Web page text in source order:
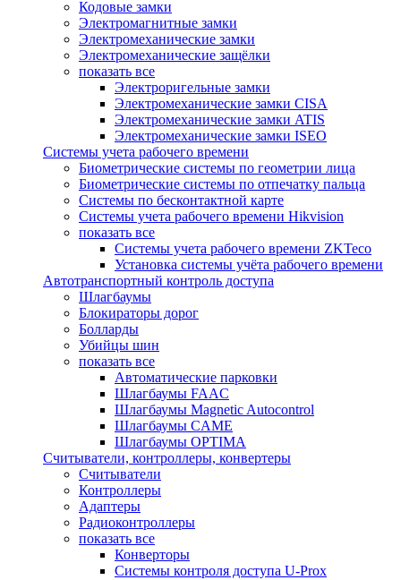
Кодовые замки
Электромагнитные замки
Электромеханические замки
Электромеханические защёлки
показать все
Электроригельные замки
Электромеханические замки CISA
Электромеханические замки ATIS
Электромеханические замки ISEO
Системы учета рабочего времени
Биометрические системы по геометрии лица
Биометрические системы по отпечатку пальца
Системы по бесконтактной карте
Системы учета рабочего времени Hikvision
показать все
Системы учета рабочего времени ZKTeco
Установка системы учёта рабочего времени
Автотранспортный контроль доступа
Шлагбаумы
Блокираторы дорог
Болларды
Убийцы шин
показать все
Автоматические парковки
Шлагбаумы FAAC
Шлагбаумы Magnetic Autocontrol
Шлагбаумы CAME
Шлагбаумы OPTIMA
Считыватели, контроллеры, конвертеры
Считыватели
Контроллеры
Адаптеры
Радиоконтроллеры
показать все
Конверторы
Системы контроля доступа U-Prox